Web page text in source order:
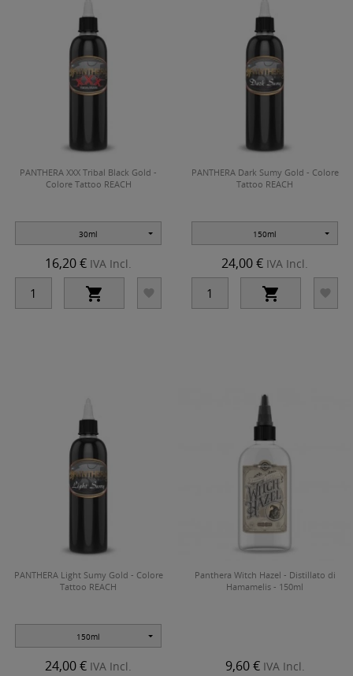
PANTHERA XXX Tribal Black Gold -
Colore Tattoo REACH
30ml
16,20 € IVA Incl.
 
PANTHERA Dark Sumy Gold - Colore
Tattoo REACH
150ml
24,00 € IVA Incl.
 
PANTHERA Light Sumy Gold - Colore
Tattoo REACH
150ml
24,00 € IVA Incl.
Panthera Witch Hazel - Distillato di
Hamamelis - 150ml
9,60 € IVA Incl.